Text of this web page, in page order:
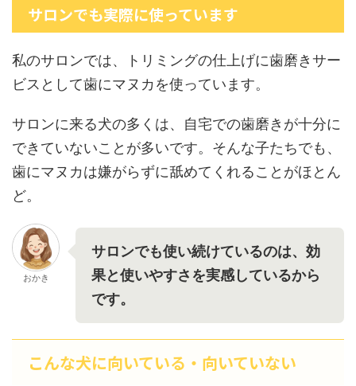
サロンでも実際に使っています
私のサロンでは、トリミングの仕上げに歯磨きサー
ビスとして歯にマヌカを使っています。
サロンに来る犬の多くは、自宅での歯磨きが十分に
できていないことが多いです。そんな子たちでも、
歯にマヌカは嫌がらずに舐めてくれることがほとん
ど。
おかき
サロンでも使い続けているのは、効
果と使いやすさを実感しているから
です。
こんな犬に向いている・向いていない